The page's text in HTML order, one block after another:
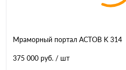
Мраморный портал АСТОВ K 314
375 000 руб. / шт